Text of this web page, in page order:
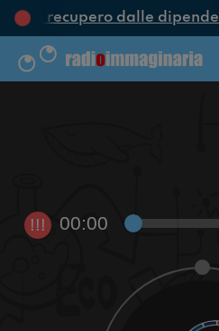
e recupero dalle
!!! 00:00